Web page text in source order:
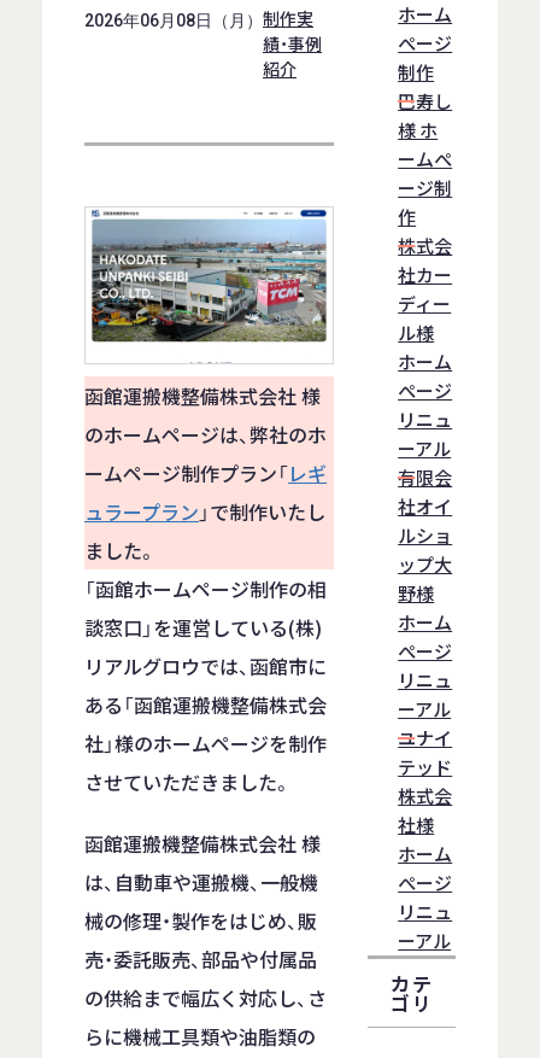
2026年06月08日（月） 制作実
績・事例
紹介
函館運搬機整備株式会社 様
のホームページは、弊社のホ
ームページ制作プラン「レギ
ュラープラン 」で制作いたし
ました。
「函館ホームページ制作の相
談窓口」を運営している(株)
リアルグロウでは、函館市に
ある「函館運搬機整備株式会
社」様のホームページを制作
させていただきました。
函館運搬機整備株式会社 様
は、自動車や運搬機、一般機
械の修理・製作をはじめ、販
売・委託販売、部品や付属品
の供給まで幅広く対応し、さ
らに機械工具類や油脂類の
ホーム
ぺージ
制作
巴寿し
様 ホ
ームぺ
ージ制
作
株式会
社カー
ディー
ル様
ホーム
ぺージ
リニュ
ーアル
有限会
社オイ
ルショ
ップ大
野様
ホーム
ぺージ
リニュ
ーアル
ユナイ
テッド
株式会
社様
ホーム
ぺージ
リニュ
ーアル
カテ
ゴリ